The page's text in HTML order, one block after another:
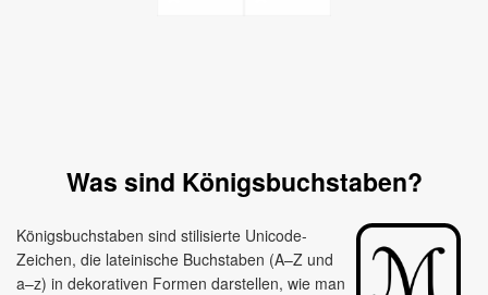
Was sind Königsbuchstaben?
Königsbuchstaben sind stilisierte Unicode-
Zeichen, die lateinische Buchstaben (A–Z und
a–z) in dekorativen Formen darstellen, wie man